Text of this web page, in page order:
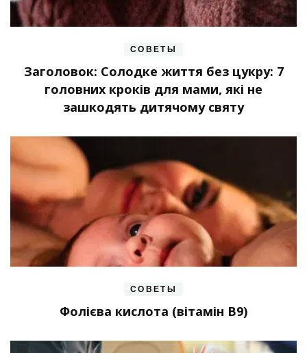
СОВЕТЫ
Заголовок: Солодке життя без цукру: 7
головних кроків для мами, які не
зашкодять дитячому святу
СОВЕТЫ
Фолієва кислота (вітамін В9)